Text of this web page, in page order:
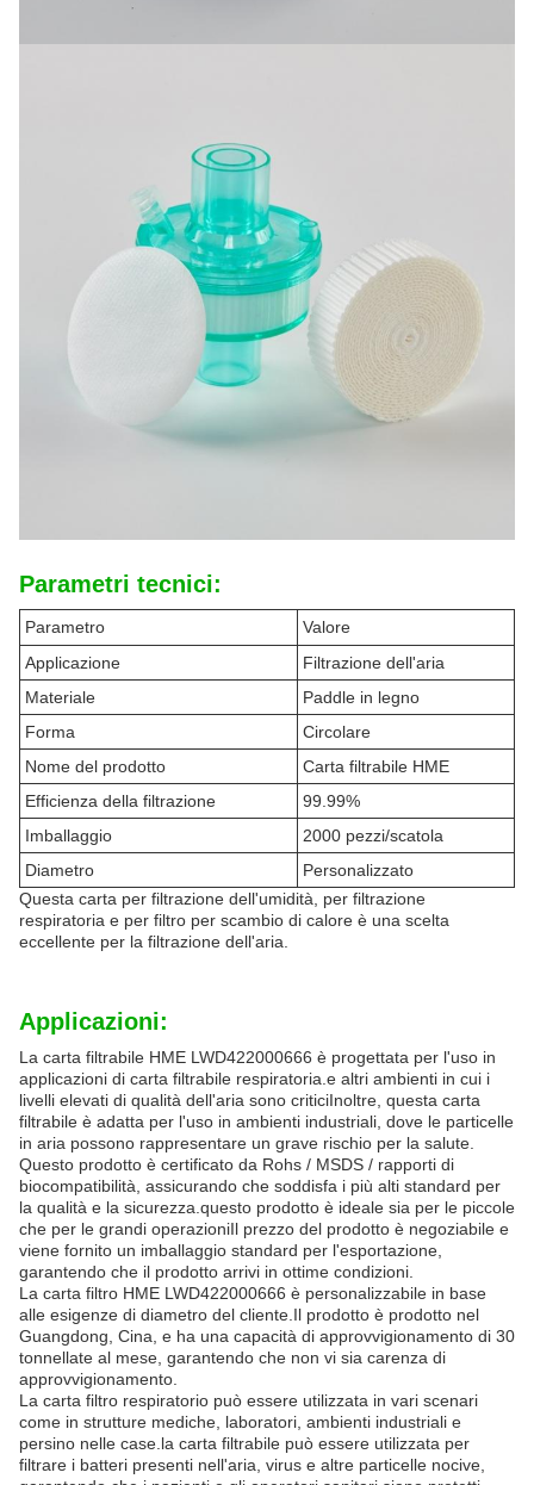
Parametri tecnici:
Parametro
Valore
Applicazione
Filtrazione dell'aria
Materiale
Paddle in legno
Forma
Circolare
Nome del prodotto
Carta filtrabile HME
Efficienza della filtrazione
99.99%
Imballaggio
2000 pezzi/scatola
Diametro
Personalizzato
Questa carta per filtrazione dell'umidità, per filtrazione
respiratoria e per filtro per scambio di calore è una scelta
eccellente per la filtrazione dell'aria.
Applicazioni:
La carta filtrabile HME LWD422000666 è progettata per l'uso in
applicazioni di carta filtrabile respiratoria.e altri ambienti in cui i
livelli elevati di qualità dell'aria sono criticiInoltre, questa carta
filtrabile è adatta per l'uso in ambienti industriali, dove le particelle
in aria possono rappresentare un grave rischio per la salute.
Questo prodotto è certificato da Rohs / MSDS / rapporti di
biocompatibilità, assicurando che soddisfa i più alti standard per
la qualità e la sicurezza.questo prodotto è ideale sia per le piccole
che per le grandi operazioniIl prezzo del prodotto è negoziabile e
viene fornito un imballaggio standard per l'esportazione,
garantendo che il prodotto arrivi in ottime condizioni.
La carta filtro HME LWD422000666 è personalizzabile in base
alle esigenze di diametro del cliente.Il prodotto è prodotto nel
Guangdong, Cina, e ha una capacità di approvvigionamento di 30
tonnellate al mese, garantendo che non vi sia carenza di
approvvigionamento.
La carta filtro respiratorio può essere utilizzata in vari scenari
come in strutture mediche, laboratori, ambienti industriali e
persino nelle case.la carta filtrabile può essere utilizzata per
filtrare i batteri presenti nell'aria, virus e altre particelle nocive,